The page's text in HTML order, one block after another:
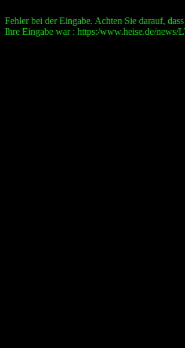
Fehler bei der Eingabe. Achten Sie darauf,
Ihre Eingabe war : https:/www.heise.de/news/